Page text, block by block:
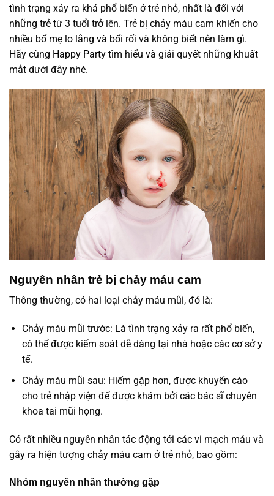
tình trạng xảy ra khá phổ biến ở trẻ nhỏ, nhất là đối với
những trẻ từ 3 tuổi trở lên. Trẻ bị chảy máu cam khiến cho
nhiều bố mẹ lo lắng và bối rối và không biết nên làm gì.
Hãy cùng Happy Party tìm hiểu và giải quyết những khuất
mắt dưới đây nhé.
Nguyên nhân trẻ bị chảy máu cam
Thông thường, có hai loại chảy máu mũi, đó là:
Chảy máu mũi trước: Là tình trạng xảy ra rất phổ biến,
có thể được kiểm soát dễ dàng tại nhà hoặc các cơ sở y
tế.
Chảy máu mũi sau: Hiếm gặp hơn, được khuyến cáo
cho trẻ nhập viện để được khám bởi các bác sĩ chuyên
khoa tai mũi họng.
Có rất nhiều nguyên nhân tác động tới các vi mạch máu và
gây ra hiện tượng chảy máu cam ở trẻ nhỏ, bao gồm:
Nhóm nguyên nhân thường gặp